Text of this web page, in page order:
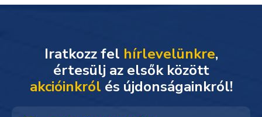
Iratkozz fel hírlevelünkre,
értesülj az elsők között
akcióinkról és újdonságainkról!